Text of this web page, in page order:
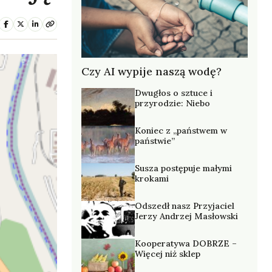
Czy AI wypije naszą wodę?
Dwugłos o sztuce i
przyrodzie: Niebo
Koniec z „państwem w
państwie”
Susza postępuje małymi
krokami
Odszedł nasz Przyjaciel
Jerzy Andrzej Masłowski
Kooperatywa DOBRZE –
Więcej niż sklep